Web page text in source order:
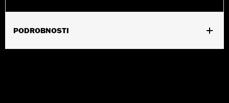
PODROBNOSTI